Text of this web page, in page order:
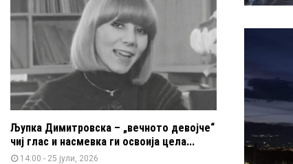
Љупка Димитровска – „вечното девојче“
чиј глас и насмевка ги освоија цела...
14:00 - 25 јули, 2026